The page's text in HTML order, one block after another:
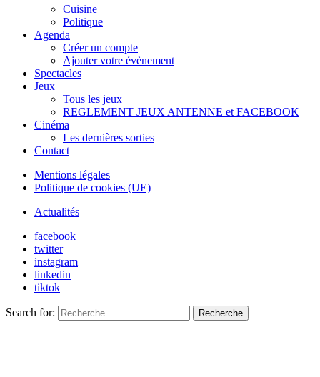
Cuisine
Politique
Agenda
Créer un compte
Ajouter votre évènement
Spectacles
Jeux
Tous les jeux
REGLEMENT JEUX ANTENNE et FACEBOOK
Cinéma
Les dernières sorties
Contact
Mentions légales
Politique de cookies (UE)
Actualités
facebook
twitter
instagram
linkedin
tiktok
Search for: Recherche